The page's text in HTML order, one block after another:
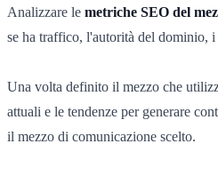
Analizzare le metriche SEO del
se ha traffico, l'autorità del dominio,
Una volta definito il mezzo che
attuali e le tendenze per generare
il mezzo di comunicazione scelto.